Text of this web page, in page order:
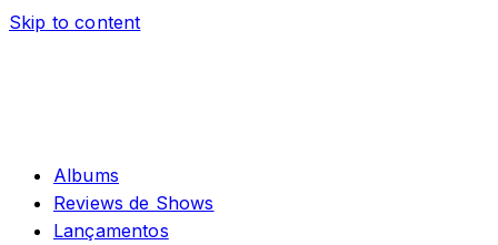
Skip to content
Albums
Reviews de Shows
Lançamentos